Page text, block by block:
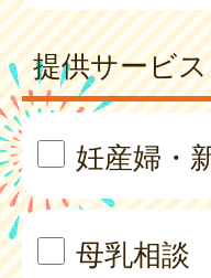
提供サービ
妊産婦・
母乳相談